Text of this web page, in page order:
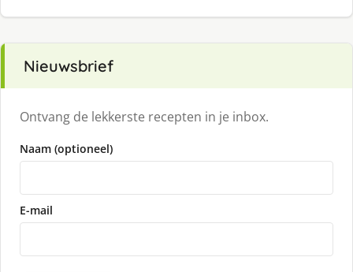
Nieuwsbrief
Ontvang de lekkerste recepten in je inbox.
Naam (optioneel)
E-mail